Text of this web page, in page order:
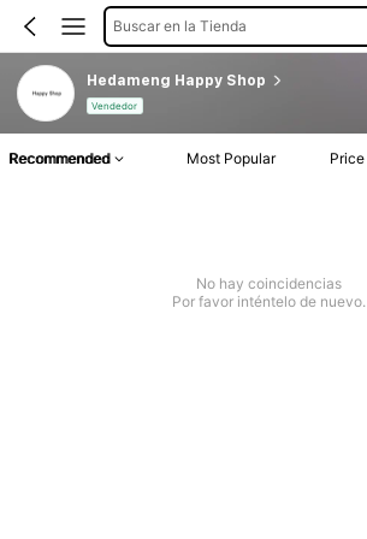
Buscar en la Tienda
Hedameng Happy Shop
Vendedor
Recommended Most Popular Price
No hay coincidencias
Por favor inténtelo de nuevo.